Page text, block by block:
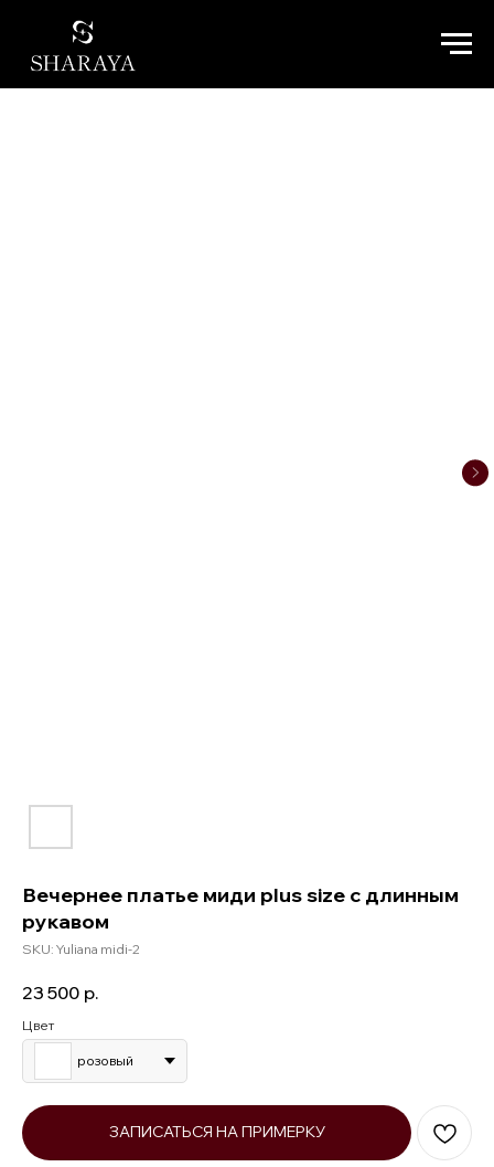
Вечернее платье миди plus size с длинным
рукавом
SKU: Yuliana midi-2
23 500 р.
Цвет
розовый
ЗАПИСАТЬСЯ НА ПРИМЕРКУ